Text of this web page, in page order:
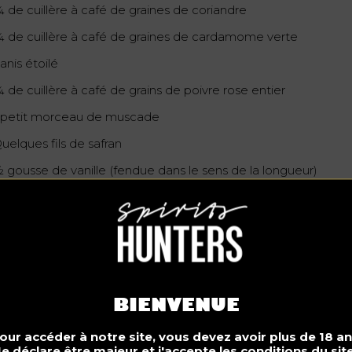
BIENVENUE
accéder à notre site, vous devez avoir plus de 18
de cuillère à café de graines de coriandre
de cuillère à café de graines de cardamome verte
anis étoilé
de cuillère à café de grains de poivre rose entier
petit morceau de muscade
fils de safran
gousse de vanille (fendue dans le sens de la longueur)
bouteilles de pinot grigio ou vinho verde
d’un éplucheur à légumes, récupérez des bandes
le sucre et l’eau dans une casserole moyenne, à feu